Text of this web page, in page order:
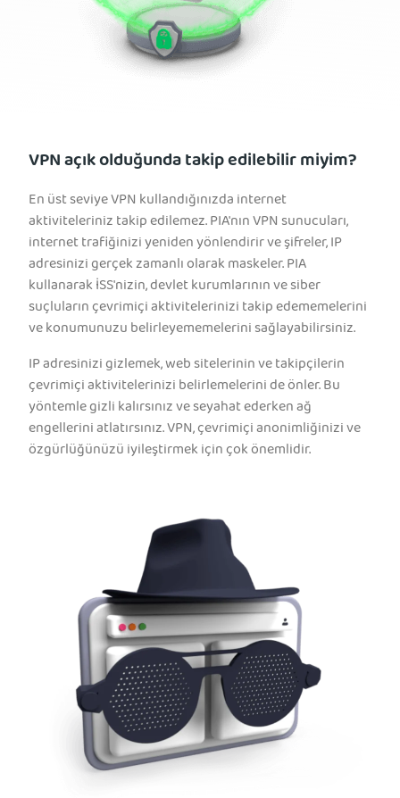
VPN açık olduğunda takip edilebilir miyim?
En üst seviye VPN kullandığınızda internet
aktiviteleriniz takip edilemez. PIA'nın VPN sunucuları,
internet trafiğinizi yeniden yönlendirir ve şifreler, IP
adresinizi gerçek zamanlı olarak maskeler. PIA
kullanarak İSS'nizin, devlet kurumlarının ve siber
suçluların çevrimiçi aktivitelerinizi takip edememelerini
ve konumunuzu belirleyememelerini sağlayabilirsiniz.
IP adresinizi gizlemek, web sitelerinin ve takipçilerin
çevrimiçi aktivitelerinizi belirlemelerini de önler. Bu
yöntemle gizli kalırsınız ve seyahat ederken ağ
engellerini atlatırsınız. VPN, çevrimiçi anonimliğinizi ve
özgürlüğünüzü iyileştirmek için çok önemlidir.